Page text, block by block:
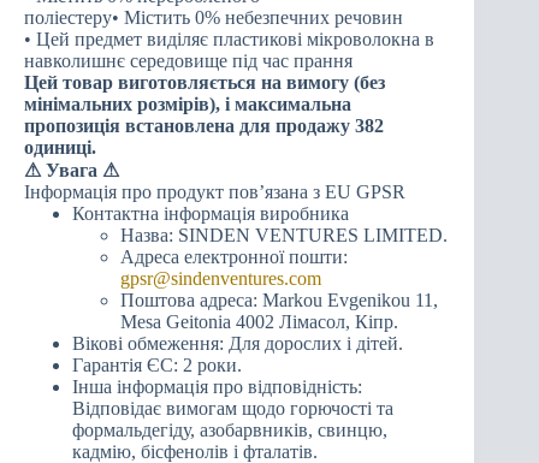
поліестеру• Містить 0% небезпечних речовин
• Цей предмет виділяє пластикові мікроволокна в
навколишнє середовище під час прання
Цей товар виготовляється на вимогу (без
мінімальних розмірів), і максимальна
пропозиція встановлена для продажу 382
одиниці.
⚠ Увага ⚠
Інформація про продукт пов’язана з EU GPSR
Контактна інформація виробника
Назва: SINDEN VENTURES LIMITED.
Адреса електронної пошти:
gpsr@sindenventures.com
Поштова адреса: Markou Evgenikou 11,
Mesa Geitonia 4002 Лімасол, Кіпр.
Вікові обмеження: Для дорослих і дітей.
Гарантія ЄС: 2 роки.
Інша інформація про відповідність:
Відповідає вимогам щодо горючості та
формальдегіду, азобарвників, свинцю,
кадмію, бісфенолів і фталатів.